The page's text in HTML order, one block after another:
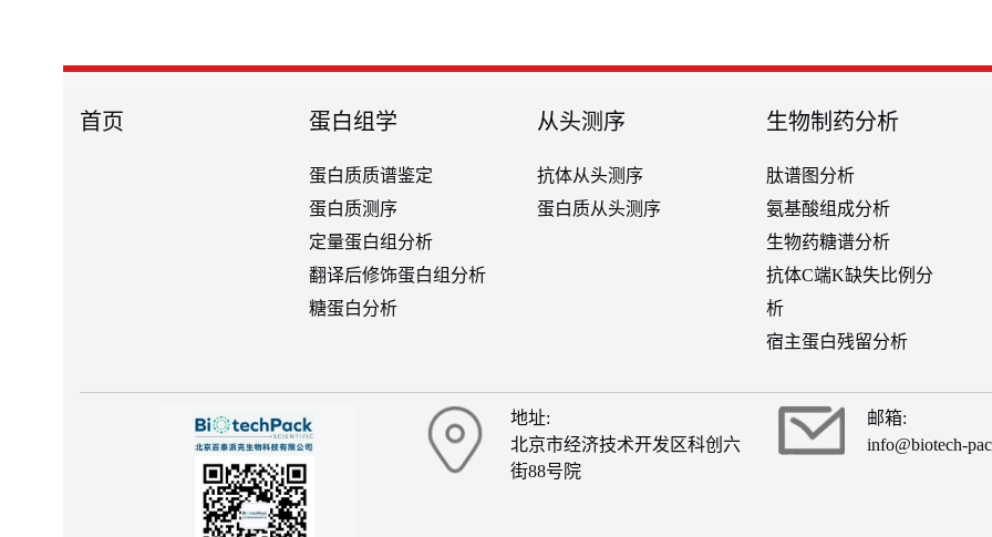
首页 蛋白组学
蛋白质质谱鉴定
蛋白质测序
定量蛋白组分析
翻译后修饰蛋白组分析
糖蛋白分析
从头测序
抗体从头测序
蛋白质从头测序
生物制药分析
肽谱图分析
氨基酸组成分析
生物药糖谱分析
抗体C端K缺失比例分
析
宿主蛋白残留分析
地址:
北京市经济技术开发区科创六
街88号院
邮箱:
info@biotech-